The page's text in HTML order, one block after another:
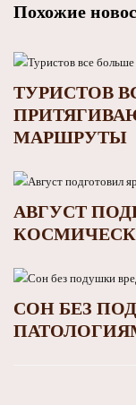
Похожие
ТУРИСТОВ
МАРШРУТЫ
АВГУСТ
СОН БЕЗ